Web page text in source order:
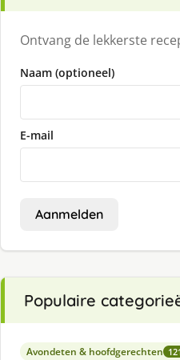
Ontvang de lekkerste
Naam (optioneel)
E-mail
Aanmelden
Populaire
Avondeten & hoofdgerechten